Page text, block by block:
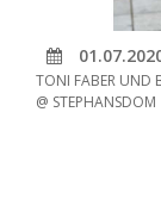
TONI FABER UND
@ STEPHANSDOM